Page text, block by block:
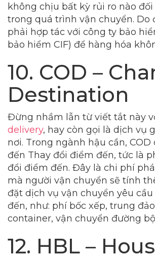
không chịu bất kỳ rủi ro nào
trong quá trình vận chuyển. Do
phải hợp tác với công ty bảo
bảo hiểm CIF) để hàng hóa
10. COD –
Destination
Đừng nhầm lẫn từ viết tắt này
delivery, hay còn gọi là dịch vụ
nơi. Trong ngành hậu cần, COD
đến Thay đổi điểm đến, tức là
đổi điểm đến. Đây là chi phí
mà người vận chuyển sẽ tính
đặt dịch vụ vận chuyển yêu
đến, như: phí bốc xếp, trung
container, vận chuyển đường
12. HBL –